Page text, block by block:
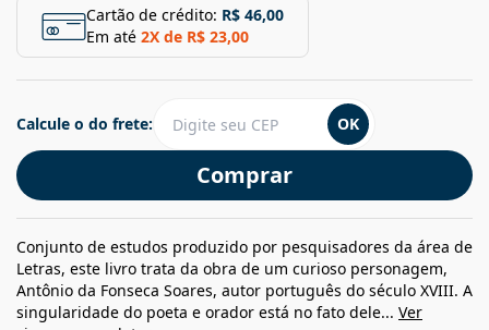
Cartão de crédito: R$ 46,00
Em até 2X de R$ 23,00
Comprar
Calcule o do frete: OK
Conjunto de estudos produzido por pesquisadores da área de
Letras, este livro trata da obra de um curioso personagem,
Antônio da Fonseca Soares, autor português do século XVIII. A
singularidade do poeta e orador está no fato dele... Ver